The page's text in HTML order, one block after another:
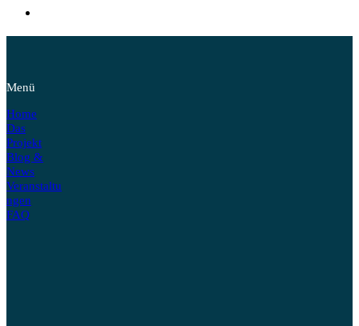
Menü
Home
Das
Projekt
Blog &
News
Veranstaltu
ngen
FAQ